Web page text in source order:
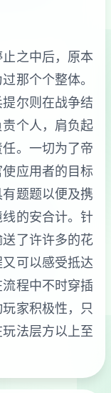
之中后，原本
那个个整体。
尔则在战争结
个人，肩负起
。一切为了帝
应用者的目标
题题以便及携
的安合计。针
了许许多的花
可以感受抵达
程中不时穿插
家积极性，只
法层方以上至